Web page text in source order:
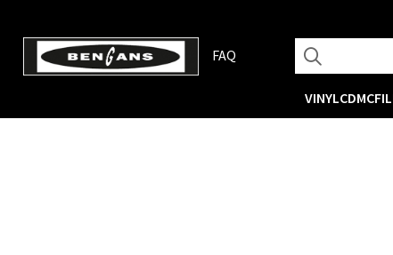
FAQ
VINYLCDMC